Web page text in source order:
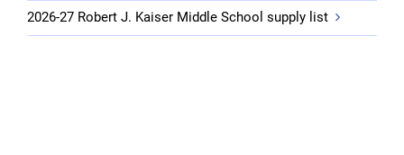
2026-27 Robert J. Kaiser Middle School supply list